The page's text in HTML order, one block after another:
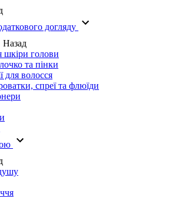
догляду
Назад
шкіри голови
та пінки
для волосся
спреї та флюїди